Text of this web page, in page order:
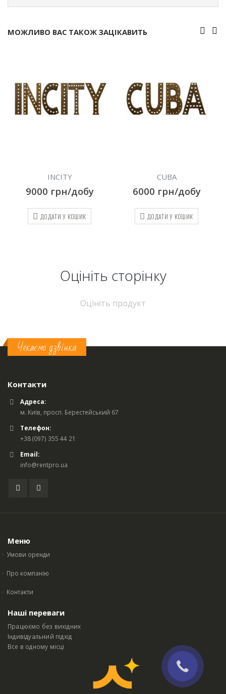
МОЖЛИВО ВАС ТАКОЖ ЗАЦІКАВИТЬ
6000грн/добу
ДОДАТИ У КОШИК
9000грн/
ДОДАТИ У
Оцініть cторінку
Оцініть продукт
Чекаємо дзвінка
Контакти
Адреса:
м. Київ, просп. Берестейський 67
Телефон:
+38 (097) 355 44 21
Email:
info@rentpro.ua
Меню
Умови оренди
Про компанію
Контакти
Наші переваги
Працюємо без вихідних
Індивідуальний підхід
Все в одному місці